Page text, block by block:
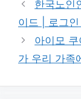
고
리
한국노인
이드 | 로그
아이모
가 우리 가족